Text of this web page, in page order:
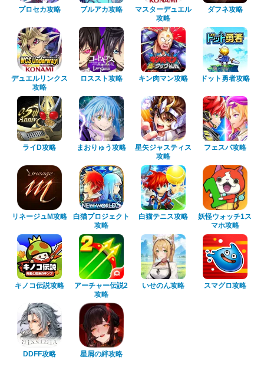
プロセカ攻略 ブルアカ攻略
マスターデュエル
攻略
ダフネ攻略
デュエルリンクス
攻略
ロススト攻略 キン肉マン攻略 ドット勇者攻略
ライD攻略 まおりゅう攻略
星矢ジャスティス
攻略
フェスバ攻略
リネージュM攻略
白猫プロジェクト
攻略
白猫テニス攻略
妖怪ウォッチ1ス
マホ攻略
キノコ伝説攻略
アーチャー伝説2
攻略
いせのん攻略 スマグロ攻略
DDFF攻略 星屑の絆攻略